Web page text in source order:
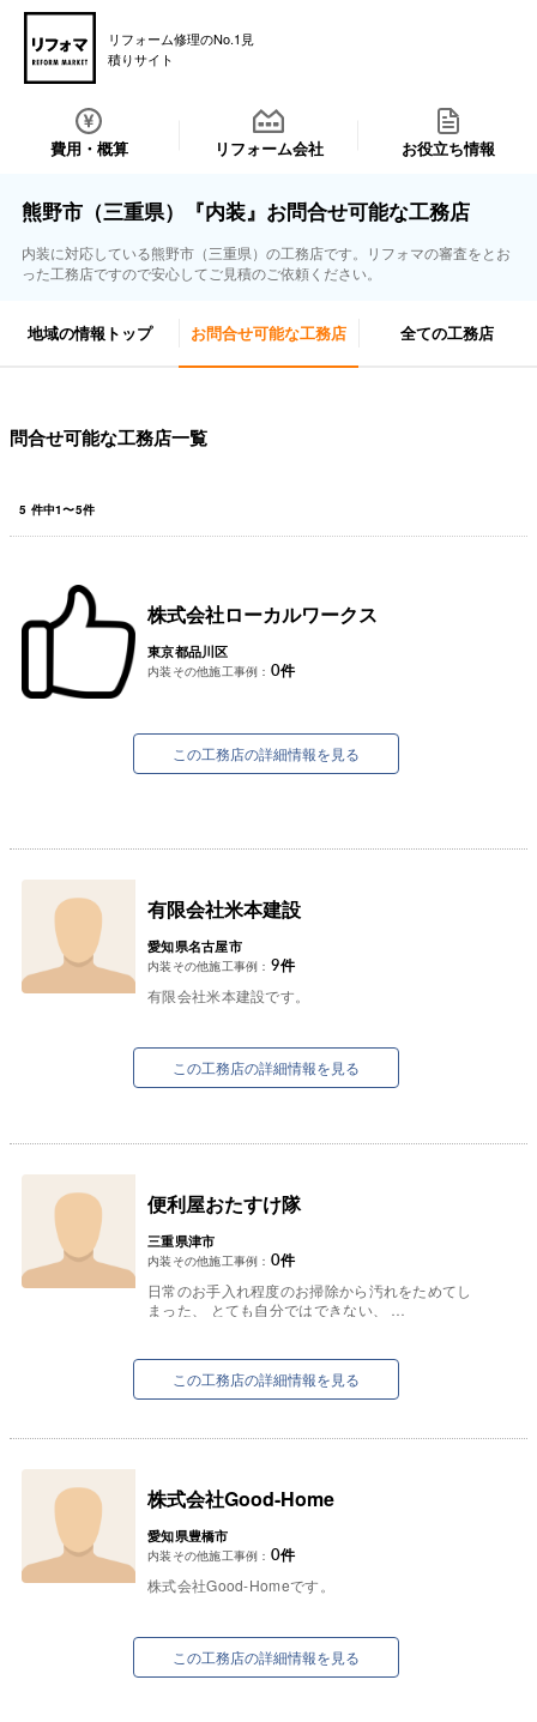
リフォーム修理のNo.1見
積りサイト
費用・概算 リフォーム会社 お役立ち情報
熊野市（三重県）『内装』お問合せ可能な工務店
内装に対応している熊野市（三重県）の工務店です。リフォマの審査をとお
った工務店ですので安心してご見積のご依頼ください。
地域の情報トップ お問合せ可能な工務店 全ての工務店
問合せ可能な工務店一覧
5 件中1〜5件
株式会社ローカルワークス
東京都品川区
内装その他施工事例： 0件
この工務店の詳細情報を見る
有限会社米本建設
愛知県名古屋市
内装その他施工事例： 9件
有限会社米本建設です。
この工務店の詳細情報を見る
便利屋おたすけ隊
三重県津市
内装その他施工事例： 0件
日常のお手入れ程度のお掃除から汚れをためてし
まった、 とても自分ではできない、
この工務店の詳細情報を見る
株式会社Good-Home
愛知県豊橋市
内装その他施工事例： 0件
株式会社Good-Homeです。
この工務店の詳細情報を見る